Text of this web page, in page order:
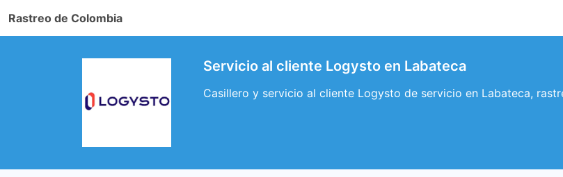
Rastreo de Colombia
Servicio al cliente Logysto en Labateca
Casillero y servicio al cliente Logysto de servicio en Labateca,